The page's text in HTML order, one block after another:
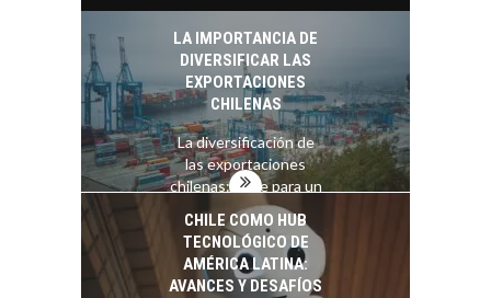
Estratégico para el
Desarrollo Turístico…
LA IMPORTANCIA DE
DIVERSIFICAR LAS
EXPORTACIONES
CHILENAS
La diversificación de
las exportaciones
chilenas: clave para un
crecimiento…
CHILE COMO HUB
TECNOLÓGICO DE
AMÉRICA LATINA:
AVANCES Y DESAFÍOS